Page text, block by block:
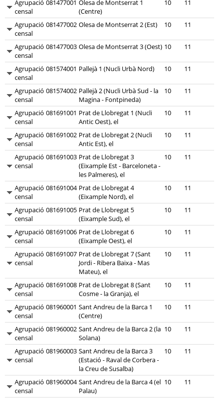
Agrupació
censal
081477001 Olesa de Montserrat 1
(Centre)
10 11
Agrupació
censal
081477002 Olesa de Montserrat 2 (Est) 10 11
Agrupació
censal
081477003 Olesa de Montserrat 3 (Oest) 10 11
Agrupació
censal
081574001 Pallejà 1 (Nucli Urbà Nord) 10 11
Agrupació
censal
081574002 Pallejà 2 (Nucli Urbà Sud - la
Magina - Fontpineda)
10 11
Agrupació
censal
081691001 Prat de Llobregat 1 (Nucli
Antic Oest), el
10 11
Agrupació
censal
081691002 Prat de Llobregat 2 (Nucli
Antic Est), el
10 11
Agrupació
censal
081691003 Prat de Llobregat 3
(Eixample Est - Barceloneta -
les Palmeres), el
10 11
Agrupació
censal
081691004 Prat de Llobregat 4
(Eixample Nord), el
10 11
Agrupació
censal
081691005 Prat de Llobregat 5
(Eixample Sud), el
10 11
Agrupació
censal
081691006 Prat de Llobregat 6
(Eixample Oest), el
10 11
Agrupació
censal
081691007 Prat de Llobregat 7 (Sant
Jordi - Ribera Baixa - Mas
Mateu), el
10 11
Agrupació
censal
081691008 Prat de Llobregat 8 (Sant
Cosme - la Granja), el
10 11
Agrupació
censal
081960001 Sant Andreu de la Barca 1
(Centre)
10 11
Agrupació
censal
081960002 Sant Andreu de la Barca 2 (la
Solana)
10 11
Agrupació
censal
081960003 Sant Andreu de la Barca 3
(Estació - Raval de Corbera -
la Creu de Susalba)
10 11
Agrupació
censal
081960004 Sant Andreu de la Barca 4 (el
Palau)
10 11